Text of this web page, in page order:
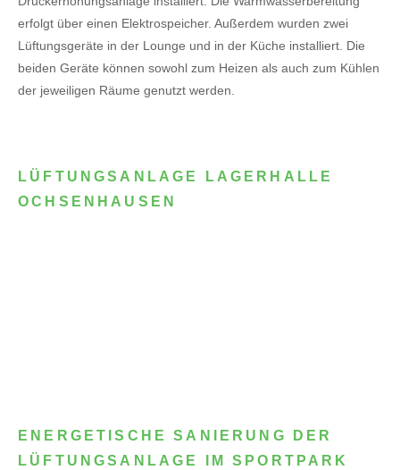
erfolgt über einen Elektrospeicher. Außerdem wurden zwei
Lüftungsgeräte in der Lounge und in der Küche installiert. Die
beiden Geräte können sowohl zum Heizen als auch zum Kühlen
der jeweiligen Räume genutzt werden.
LÜFTUNGSANLAGE LAGERHALLE
OCHSENHAUSEN
ENERGETISCHE SANIERUNG DER
LÜFTUNGSANLAGE IM SPORTPARK